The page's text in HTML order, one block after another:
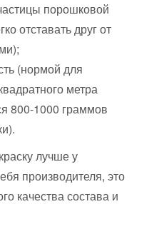
порошковой
отставать друг от
(нормой для
метра
800-1000 граммов
лучше у
производителя, это
качества состава и